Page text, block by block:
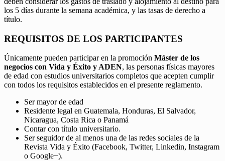
los 5 días durante la semana académica, y las tasas de derecho a
título.
REQUISITOS DE LOS PARTICIPANTES
Únicamente pueden participar en la promoción Máster de los
negocios con Vida y Éxito y ADEN, las personas físicas mayores
de edad con estudios universitarios completos que acepten cumplir
con todos los requisitos establecidos en el presente reglamento.
Ser mayor de edad
Residente legal en Guatemala, Honduras, El Salvador,
Nicaragua, Costa Rica o Panamá
Contar con título universitario.
Ser seguidor de al menos una de las redes sociales de la
Revista Vida y Éxito (Facebook, Twitter, Linkedin, Instagram
o Google+).